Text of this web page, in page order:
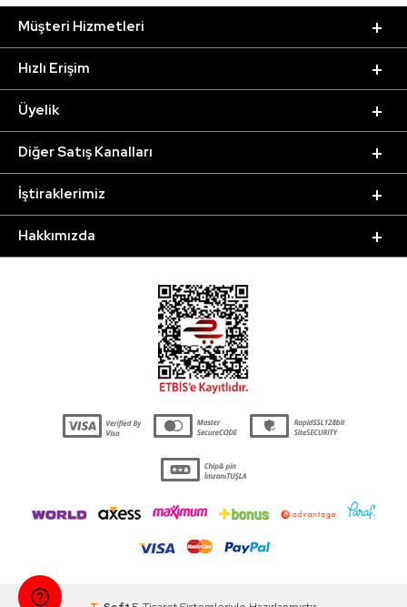
Müşteri Hizmetleri
Hızlı Erişim
Üyelik
Diğer Satış Kanalları
İştiraklerimiz
Hakkımızda